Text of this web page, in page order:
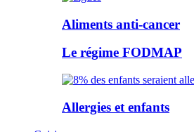
Aliments anti-cancer
Le régime FODMAP
Allergies et enfants